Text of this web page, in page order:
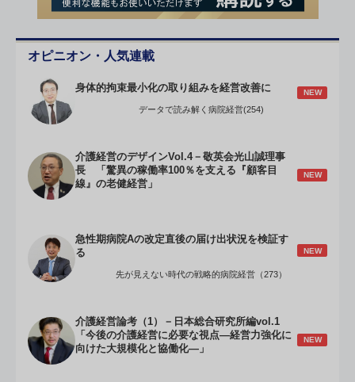
オピニオン・人気連載
身体的拘束最小化の取り組みを経営改善に NEW
データで読み解く病院経営(254)
介護経営のデザインVol.4－敬英会光山誠理事
長 「驚異の稼働率100％を支える『顧客目
線』の老健経営」
NEW
急性期病院Aの改定直後の届け出状況を検証す
る
NEW
先が見えない時代の戦略的病院経営（273）
介護経営論考（1）－日本総合研究所編vol.1
「今後の介護経営に必要な視点―経営力強化に
向けた大規模化と協働化―」
NEW